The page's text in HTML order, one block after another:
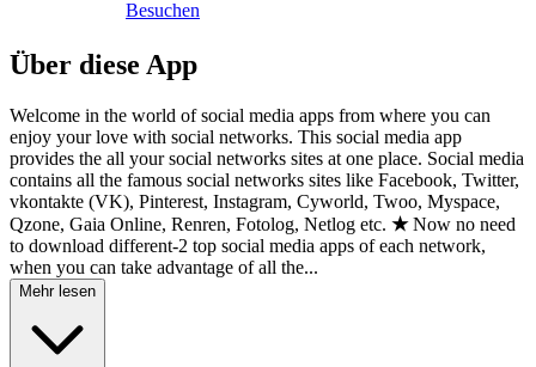
Besuchen
Über diese App
Welcome in the world of social media apps from where you can
enjoy your love with social networks. This social media app
provides the all your social networks sites at one place. Social media
contains all the famous social networks sites like Facebook, Twitter,
vkontakte (VK), Pinterest, Instagram, Cyworld, Twoo, Myspace,
Qzone, Gaia Online, Renren, Fotolog, Netlog etc. ★Now no need
to download different-2 top social media apps of each network,
when you can take advantage of all the...
Mehr lesen